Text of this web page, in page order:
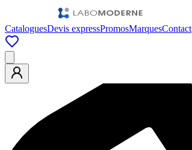
CataloguesDevis expressPromosMarquesContact